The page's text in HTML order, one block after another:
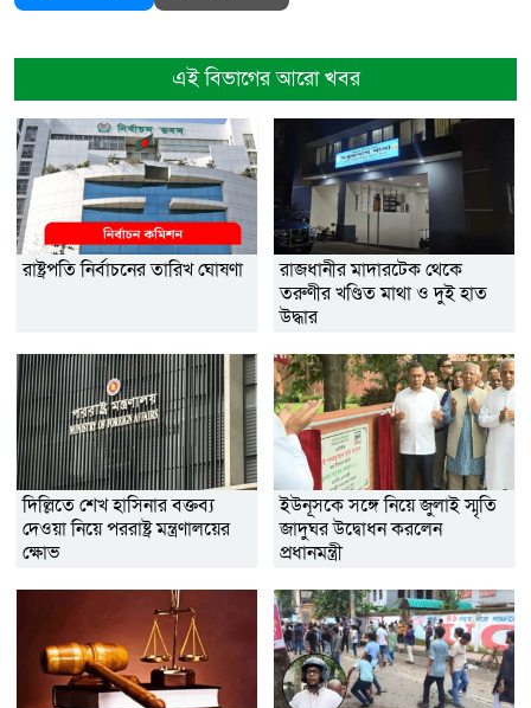
এই বিভাগের আরো খবর
রাষ্ট্রপতি নির্বাচনের তারিখ ঘোষণা
রাজধানীর মাদারটেক থেকে
তরুণীর খণ্ডিত মাথা ও দুই হাত
উদ্ধার
দিল্লিতে শেখ হাসিনার বক্তব্য
দেওয়া নিয়ে পররাষ্ট্র মন্ত্রণালয়ের
ক্ষোভ
ইউনূসকে সঙ্গে নিয়ে জুলাই স্মৃতি
জাদুঘর উদ্বোধন করলেন
প্রধানমন্ত্রী